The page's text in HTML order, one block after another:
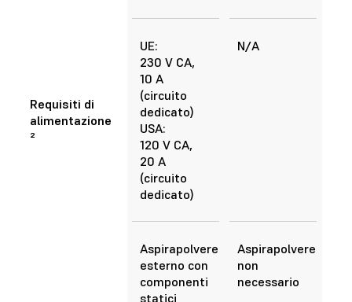
Requisiti di
alimentazione
²
UE:
230 V CA,
10 A
(circuito
dedicato)
USA:
120 V CA,
20 A
(circuito
dedicato)
N/A
Aspirapolvere
esterno con
componenti
statici
Aspirapolvere
non
necessario